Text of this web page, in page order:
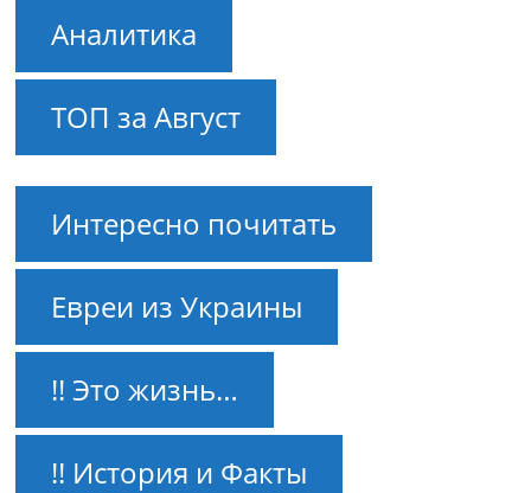
Аналитика
ТОП за Август
Интересно почитать
Евреи из Украины
!! Это жизнь…
!! История и Факты